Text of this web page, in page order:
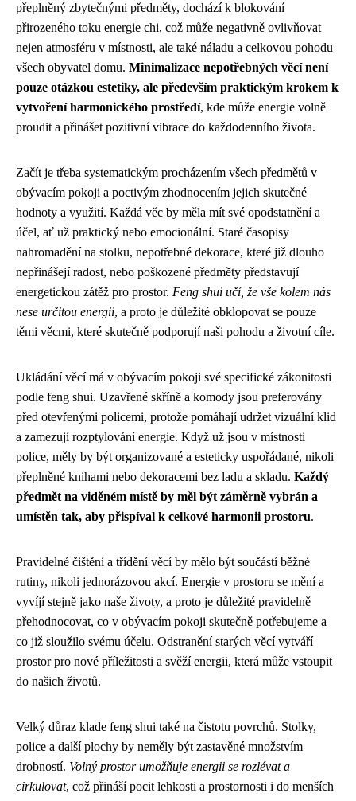
přeplněný zbytečnými předměty, dochází k blokování
přirozeného toku energie chi, což může negativně ovlivňovat
nejen atmosféru v místnosti, ale také náladu a celkovou pohodu
všech obyvatel domu. Minimalizace nepotřebných věcí není
pouze otázkou estetiky, ale především praktickým krokem k
vytvoření harmonického prostředí, kde může energie volně
proudit a přinášet pozitivní vibrace do každodenního života.
Začít je třeba systematickým procházením všech předmětů v
obývacím pokoji a poctivým zhodnocením jejich skutečné
hodnoty a využití. Každá věc by měla mít své opodstatnění a
účel, ať už praktický nebo emocionální. Staré časopisy
nahromadění na stolku, nepotřebné dekorace, které již dlouho
nepřinášejí radost, nebo poškozené předměty představují
energetickou zátěž pro prostor. Feng shui učí, že vše kolem nás
nese určitou energii, a proto je důležité obklopovat se pouze
těmi věcmi, které skutečně podporují naši pohodu a životní cíle.
Ukládání věcí má v obývacím pokoji své specifické zákonitosti
podle feng shui. Uzavřené skříně a komody jsou preferovány
před otevřenými policemi, protože pomáhají udržet vizuální klid
a zamezují rozptylování energie. Když už jsou v místnosti
police, měly by být organizované a esteticky uspořádané, nikoli
přeplněné knihami nebo dekoracemi bez ladu a skladu. Každý
předmět na viděném místě by měl být záměrně vybrán a
umístěn tak, aby přispíval k celkové harmonii prostoru.
Pravidelné čištění a třídění věcí by mělo být součástí běžné
rutiny, nikoli jednorázovou akcí. Energie v prostoru se mění a
vyvíjí stejně jako naše životy, a proto je důležité pravidelně
přehodnocovat, co v obývacím pokoji skutečně potřebujeme a
co již sloužilo svému účelu. Odstranění starých věcí vytváří
prostor pro nové příležitosti a svěží energii, která může vstoupit
do našich životů.
Velký důraz klade feng shui také na čistotu povrchů. Stolky,
police a další plochy by neměly být zastavěné množstvím
drobností. Volný prostor umožňuje energii se rozlévat a
cirkulovat, což přináší pocit lehkosti a prostornosti i do menších